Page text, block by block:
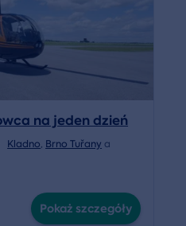
na jeden dzień
Kladno, Brno Tuřany a
Pokaż szczegóły